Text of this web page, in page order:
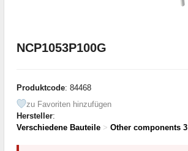
NCP1053P100G
Produktcode: 84468
zu Favoriten hinzufügen
Hersteller:
Verschiedene Bauteile > Other components 3